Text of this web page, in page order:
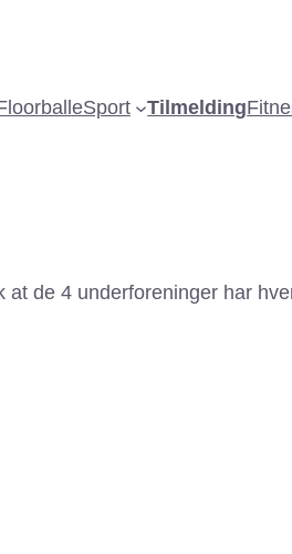
eSport Tilmelding
de 4 underforeninger har